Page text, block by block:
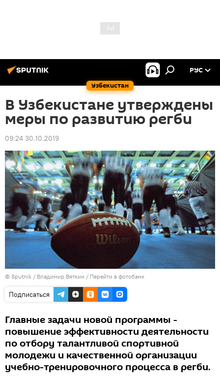
Узбекистан
РУС
В Узбекистане утверждены
меры по развитию регби
09:24 30.10.2019
© Sputnik / Владимир Вяткин / Перейти в фотобанк
Подписаться
Главные задачи новой программы -
повышение эффективности деятельности
по отбору талантливой спортивной
молодежи и качественной организации
учебно-тренировочного процесса в регби.